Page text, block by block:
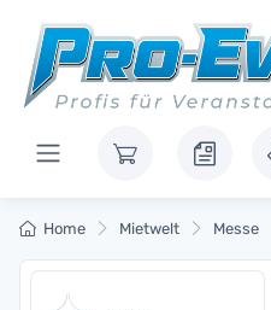
Home Mietwelt Messe